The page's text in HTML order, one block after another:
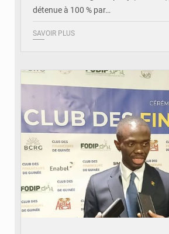
détenue à 100 % par…
SAVOIR PLUS